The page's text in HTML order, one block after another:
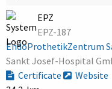
EPZ
EPZ-187
EndoProthetikZentrum
Sankt Josef-Hospital
Certificate
Website